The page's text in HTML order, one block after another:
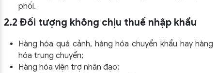
phối.
2.2 Đối tượng không chịu thuế nhập khẩu
Hàng hóa quá cảnh, hàng hóa chuyển khẩu hay hàng
hóa trung chuyển;
Hàng hóa viện trợ nhân đạo;